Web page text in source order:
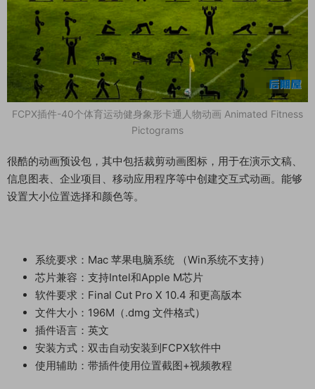
FCPX插件-40个体育运动健身象形卡通人物动画 Animated Fitness
Pictograms
很酷的动画预设包，其中包括裁剪动画图标，用于在演示文稿、
信息图表、企业项目、移动应用程序等中创建交互式动画。能够
设置大小位置选择和颜色等。
系统要求：Mac 苹果电脑系统 （Win系统不支持）
芯片兼容：支持Intel和Apple M芯片
软件要求：Final Cut Pro X 10.4 和更高版本
文件大小：196M（.dmg 文件格式）
插件语言：英文
安装方式：双击自动安装到FCPX软件中
使用辅助：带插件使用位置截图+视频教程